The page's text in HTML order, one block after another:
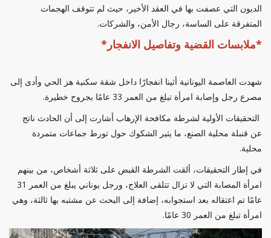
الديون التي عصفت بها في العقد الأخير، حيث لم تتوقف الهجمات
المتفرقة على الساسة، رجال الأمن، والشركات.
*ملابسات القضية وتفاصيل الانفجار*
شهدت العاصمة اليونانية أثينا انفجارًا داخل شقة سكنية هز الحي وأدى إلى
مصرع رجل وإصابة امرأة تبلغ من العمر 33 عامًا بجروح خطيرة.
التحقيقات الأولية لشرطة مكافحة الإرهاب أشارت إلى أن الحادث ناتج
عن قنبلة محلية الصنع، ما يثير الشكوك حول تورط جماعات متمردة
محلية.
في إطار التحقيقات، ألقت الشرطة القبض على ثلاثة أشخاص، من بينهم
امرأة المصابة التي لا تزال تتلقى العلاج، ورجل يوناني يبلغ من العمر 31
عامًا تم اعتقاله بعد استجوابه، إضافة إلى البحث عن مشتبه بها ثالثة، وهي
امرأة تبلغ من العمر 30 عامًا.